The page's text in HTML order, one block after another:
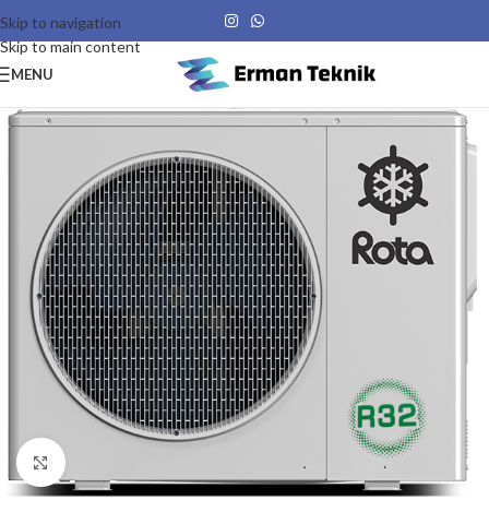
Skip to navigation
Skip to main content
MENU
Click to enlarge